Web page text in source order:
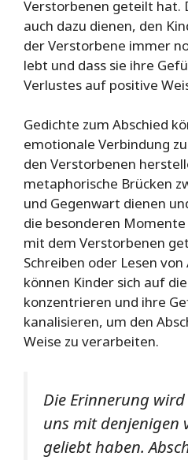
Verstorbenen geteilt hat.
auch dazu dienen, den
der Verstorbene immer
lebt und dass sie ihre
Verlustes auf positive
Gedichte zum Abschied
emotionale Verbindung
den Verstorbenen
metaphorische Brücken
und Gegenwart dienen
die besonderen
mit dem Verstorbenen
Schreiben oder Lesen
können Kinder sich auf
konzentrieren und ihre
kanalisieren, um den
Weise zu verarbeiten.
Die Erinnerung
uns mit denjenigen
geliebt haben.